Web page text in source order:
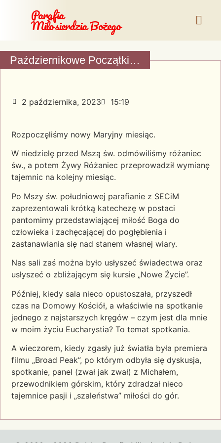
Parafia
Miłosierdzia Bożego
Październikowe Początki…
2 października, 2023 15:19
Rozpoczęliśmy nowy Maryjny miesiąc.
W niedzielę przed Mszą św. odmówiliśmy różaniec
św., a potem Żywy Różaniec przeprowadził wymianę
tajemnic na kolejny miesiąc.
Po Mszy św. południowej parafianie z SECiM
zaprezentowali krótką katechezę w postaci
pantomimy przedstawiającej miłość Boga do
człowieka i zachęcającej do pogłębienia i
zastanawiania się nad stanem własnej wiary.
Nas sali zaś można było usłyszeć świadectwa oraz
usłyszeć o zbliżającym się kursie „Nowe Życie”.
Później, kiedy sala nieco opustoszała, przyszedł
czas na Domowy Kościół, a właściwie na spotkanie
jednego z najstarszych kręgów – czym jest dla mnie
w moim życiu Eucharystia? To temat spotkania.
A wieczorem, kiedy zgasły już światła była premiera
filmu „Broad Peak”, po którym odbyła się dyskusja,
spotkanie, panel (zwał jak zwał) z Michałem,
przewodnikiem górskim, który zdradzał nieco
tajemnice pasji i „szaleństwa” miłości do gór.